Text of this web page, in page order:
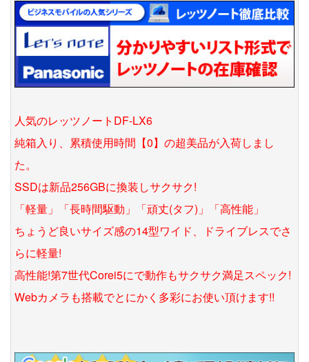
人気のレッツノートDF-LX6
純箱入り、累積使用時間【0】の超美品が入荷しまし
た。
SSDは新品256GBに換装しサクサク!
「軽量」「長時間駆動」「頑丈(タフ)」「高性能」
ちょうど良いサイズ感の14型ワイド、ドライブレスでさ
らに軽量!
高性能!第7世代Corei5にで動作もサクサク満足スペック!
Webカメラも搭載でとにかく多彩にお使い頂けます!!